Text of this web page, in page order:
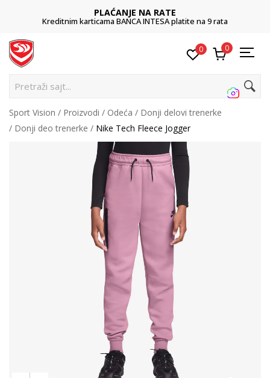
PLAĆANJE NA RATE
Kreditnim karticama BANCA INTESA platite na 9 rata
0 0
Pretraži sajt...
Sport Vision Proizvodi Odeća
Donji delovi trenerke
Donji deo trenerke
Nike Tech Fleece Jogger